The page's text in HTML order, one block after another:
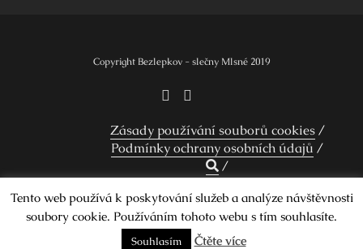
Copyright Bezlepkov - slečny Mlsné 2019
Zásady používání souborů cookies
Podmínky ochrany osobních údajů
Design by Smartcat
Tento web používá k poskytování služeb a analýze návštěvnosti
soubory cookie. Používáním tohoto webu s tím souhlasíte.
Souhlasím Čtěte více